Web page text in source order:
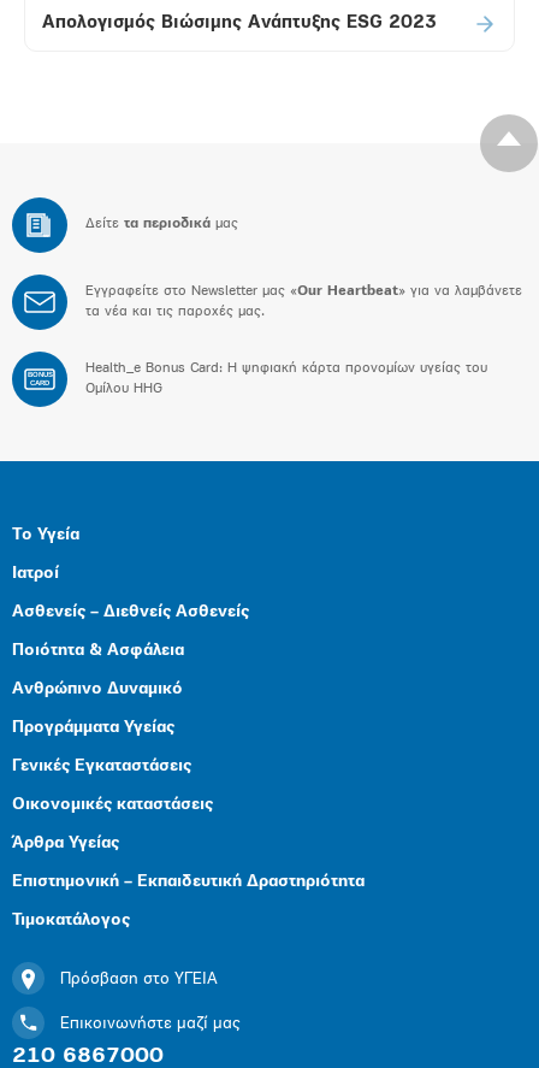
Απολογισμός Βιώσιμης Ανάπτυξης ESG 2023
Δείτε τα περιοδικά μας
Εγγραφείτε στο Newsletter μας «Our Heartbeat» για να λαμβάνετε
τα νέα και τις παροχές μας.
BONUS
CARD
Health_e Bonus Card: H ψηφιακή κάρτα προνομίων υγείας του
Ομίλου HHG
Το Υγεία
Ιατροί
Ασθενείς – Διεθνείς Ασθενείς
Ποιότητα & Ασφάλεια
Ανθρώπινο Δυναμικό
Προγράμματα Υγείας
Γενικές Εγκαταστάσεις
Οικονομικές καταστάσεις
Άρθρα Υγείας
Επιστημονική – Εκπαιδευτική Δραστηριότητα
Τιμοκατάλογος
Πρόσβαση στο ΥΓΕΙΑ
Επικοινωνήστε μαζί μας
210 6867000